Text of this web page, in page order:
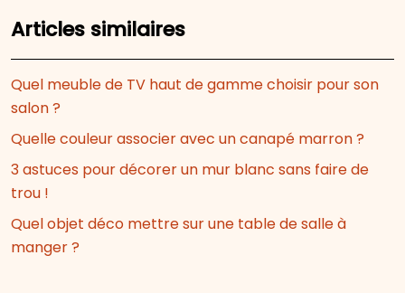
Articles similaires
Quel meuble de TV haut de gamme choisir pour son
salon ?
Quelle couleur associer avec un canapé marron ?
3 astuces pour décorer un mur blanc sans faire de
trou !
Quel objet déco mettre sur une table de salle à
manger ?